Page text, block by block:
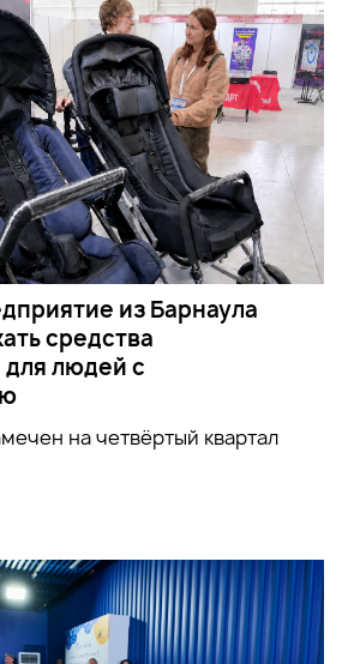
из Барнаула
средства
людей с
на четвёртый квартал